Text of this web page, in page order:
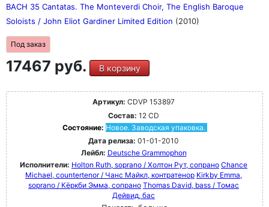
BACH 35 Cantatas. The Monteverdi Choir, The English Baroque
Soloists / John Eliot Gardiner Limited Edition (2010)
Под заказ
17467 руб. В корзину
Артикул: CDVP 153897
Состав: 12 CD
Состояние: Новое. Заводская упаковка.
Дата релиза: 01-01-2010
Лейбл: Deutsche Grammophon
Исполнители: Holton Ruth, soprano / Холтон Рут, сопрано Chance
Michael, countertenor / Чанс Майкл, контратенор Kirkby Emma,
soprano / Кёркби Эмма, сопрано Thomas David, bass / Томас
Дейвид, бас